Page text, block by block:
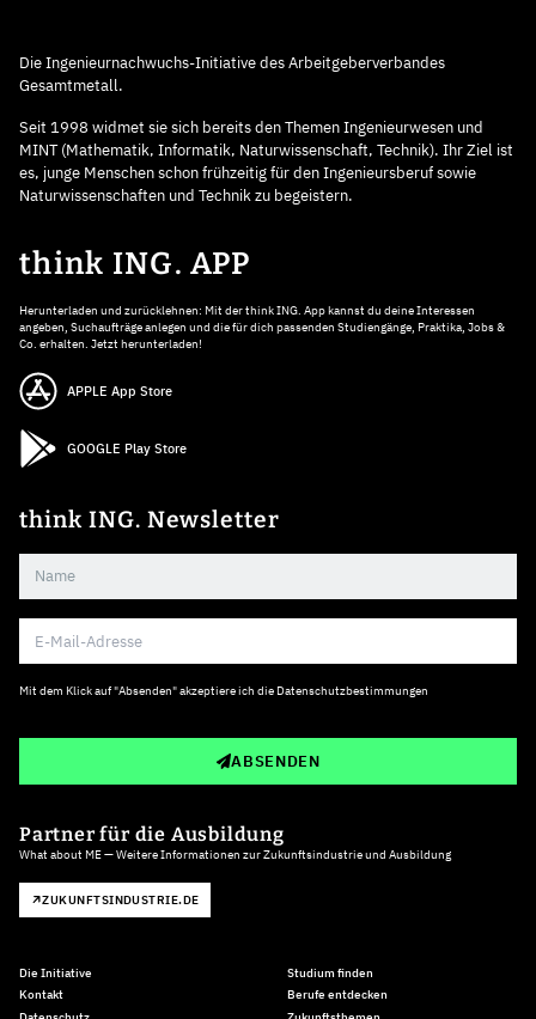
Die Ingenieurnachwuchs-Initiative des Arbeitgeberverbandes
Gesamtmetall.
Seit 1998 widmet sie sich bereits den Themen Ingenieurwesen und
MINT (Mathematik, Informatik, Naturwissenschaft, Technik). Ihr Ziel ist
es, junge Menschen schon frühzeitig für den Ingenieursberuf sowie
Naturwissenschaften und Technik zu begeistern.
think ING. APP
Herunterladen und zurücklehnen: Mit der think ING. App kannst du deine Interessen
angeben, Suchaufträge anlegen und die für dich passenden Studiengänge, Praktika, Jobs &
Co. erhalten. Jetzt herunterladen!
APPLE App Store
GOOGLE Play Store
think ING. Newsletter
Mit dem Klick auf "Absenden" akzeptiere ich die Datenschutzbestimmungen
ABSENDEN
Partner für die Ausbildung
What about ME — Weitere Informationen zur Zukunftsindustrie und Ausbildung
ZUKUNFTSINDUSTRIE.DE
Die Initiative
Kontakt
Studium finden
Berufe entdecken